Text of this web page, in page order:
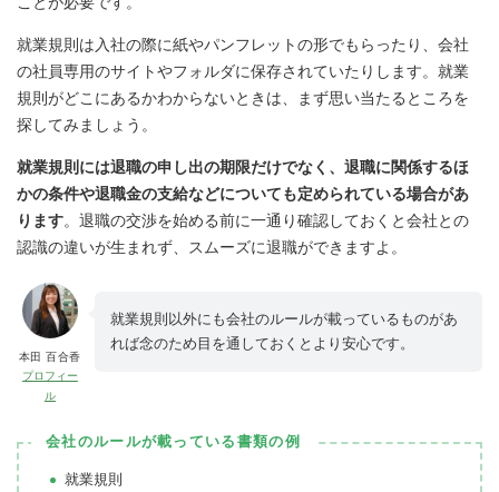
就業規則は入社の際に紙やパンフレットの形でもらったり、会社
の社員専用のサイトやフォルダに保存されていたりします。就業
規則がどこにあるかわからないときは、まず思い当たるところを
探してみましょう。
就業規則には退職の申し出の期限だけでなく、退職に関係するほ
かの条件や退職金の支給などについても定められている場合があ
ります。退職の交渉を始める前に一通り確認しておくと会社との
認識の違いが生まれず、スムーズに退職ができますよ。
本田 百合香
プロフィー
ル
就業規則以外にも会社のルールが載っているものがあ
れば念のため目を通しておくとより安心です。
会社のルールが載っている書類の例
就業規則